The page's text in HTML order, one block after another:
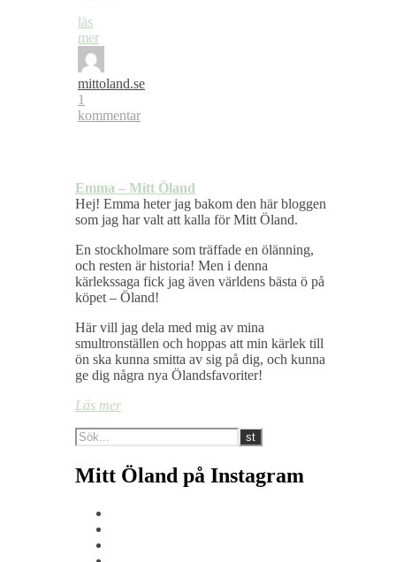
läs
mer
mittoland.se
1
kommentar
Emma – Mitt Öland
Hej! Emma heter jag bakom den här bloggen
som jag har valt att kalla för Mitt Öland.
En stockholmare som träffade en ölänning,
och resten är historia! Men i denna
kärlekssaga fick jag även världens bästa ö på
köpet – Öland!
Här vill jag dela med mig av mina
smultronställen och hoppas att min kärlek till
ön ska kunna smitta av sig på dig, och kunna
ge dig några nya Ölandsfavoriter!
Läs mer
Mitt Öland på Instagram